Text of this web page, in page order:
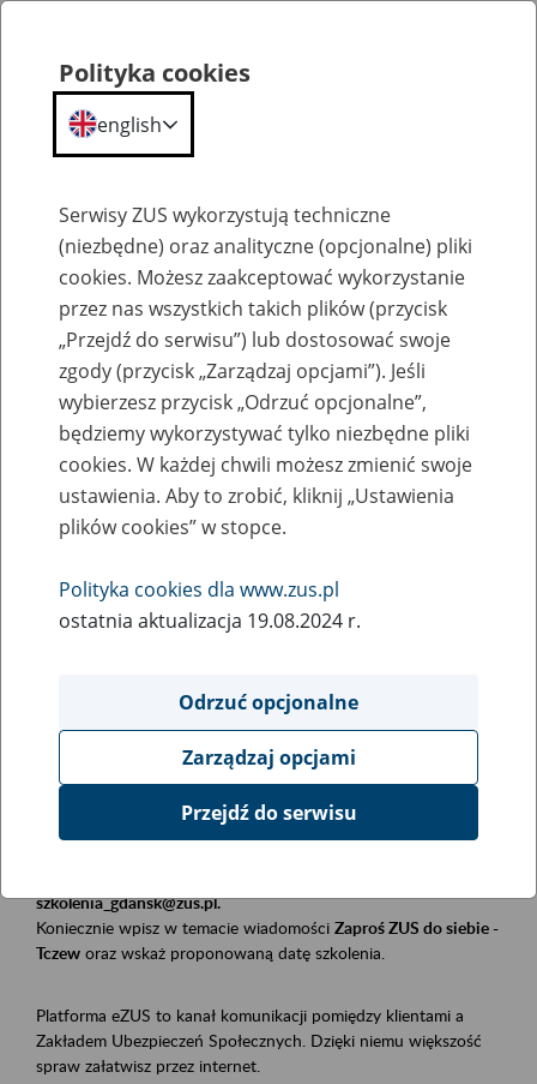
Szkolenia
Zaproś ZUS do siebie: eZUS, wizyty
rezerwowane, e-wizyty, Aktywni 50+
Rodzaj wydarzenia
Szkolenia
Płatnicy, ubezpieczeni, świadczeniobiorcy
Event description
Szkolenie stacjonarne w siedzibie firmy, instytucji, urzędu.
szkolenia_gdansk@zus.pl.
Koniecznie wpisz w temacie wiadomości Zaproś ZUS do siebie -
Tczew oraz wskaż proponowaną datę szkolenia.
Platforma eZUS to kanał komunikacji pomiędzy klientami a
Zakładem Ubezpieczeń Społecznych. Dzięki niemu większość
spraw załatwisz przez internet.
Polityka cookies
english
Serwisy ZUS wykorzystują techniczne
(niezbędne) oraz analityczne (opcjonalne) pliki
cookies. Możesz zaakceptować wykorzystanie
przez nas wszystkich takich plików (przycisk
„Przejdź do serwisu”) lub dostosować swoje
zgody (przycisk „Zarządzaj opcjami”). Jeśli
wybierzesz przycisk „Odrzuć opcjonalne”,
będziemy wykorzystywać tylko niezbędne pliki
cookies. W każdej chwili możesz zmienić swoje
ustawienia. Aby to zrobić, kliknij „Ustawienia
plików cookies” w stopce.
Polityka cookies dla www.zus.pl
ostatnia aktualizacja 19.08.2024 r.
Odrzuć opcjonalne
Zarządzaj opcjami
Przejdź do serwisu